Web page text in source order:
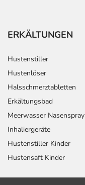
ERKÄLTUNGEN
Hustenstiller
Hustenlöser
Halsschmerztabletten
Erkältungsbad
Meerwasser Nasenspray
Inhaliergeräte
Hustenstiller Kinder
Hustensaft Kinder